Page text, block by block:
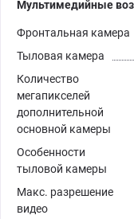
Мультимедийные
Фронтальная камера
Тыловая камера
Количество
мегапикселей
дополнительной
основной камеры
Особенности
тыловой камеры
Макс. разрешение
видео